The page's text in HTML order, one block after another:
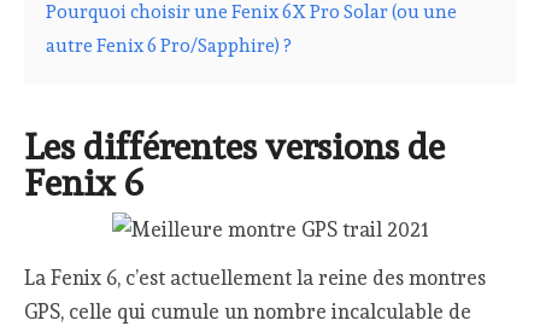
Pourquoi choisir une Fenix 6X Pro Solar (ou une
autre Fenix 6 Pro/Sapphire) ?
Les différentes versions de
Fenix 6
La Fenix 6, c’est actuellement la reine des montres
GPS, celle qui cumule un nombre incalculable de